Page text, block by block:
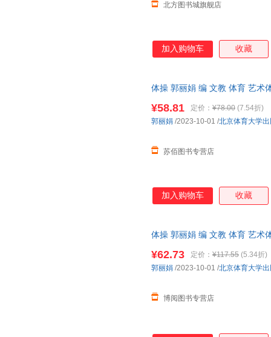
北方图书城旗舰店
加入购物车 收藏
体操 郭丽娟 编 文教 体育 艺术
¥58.81 定价： ¥78.00 (7.54折)
苏佰图书专营店
郭丽娟 /2023-10-01 /北京体育大学
加入购物车 收藏
体操 郭丽娟 编 文教 体育 艺术
¥62.73 定价： ¥117.55 (5.34折)
博阅图书专营店
郭丽娟 /2023-10-01 /北京体育大学